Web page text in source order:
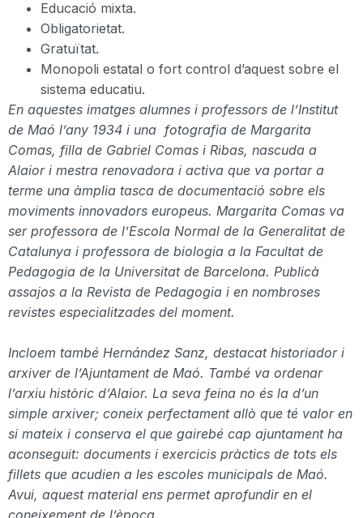
Educació mixta.
Obligatorietat.
Gratuïtat.
Monopoli estatal o fort control d’aquest sobre el
sistema educatiu.
En aquestes imatges alumnes i professors de l’Institut
de Maó l’any 1934 i una fotografia de Margarita
Comas, filla de Gabriel Comas i Ribas, nascuda a
Alaior i mestra renovadora i activa que va portar a
terme una àmplia tasca de documentació sobre els
moviments innovadors europeus. Margarita Comas va
ser professora de l’Escola Normal de la Generalitat de
Catalunya i professora de biologia a la Facultat de
Pedagogia de la Universitat de Barcelona. Publicà
assajos a la Revista de Pedagogia i en nombroses
revistes especialitzades del moment.
Incloem també Hernández Sanz, destacat historiador i
arxiver de l’Ajuntament de Maó. També va ordenar
l’arxiu històric d’Alaior. La seva feina no és la d’un
simple arxiver; coneix perfectament allò que té valor en
si mateix i conserva el que gairebé cap ajuntament ha
aconseguit: documents i exercicis pràctics de tots els
fillets que acudien a les escoles municipals de Maó.
Avui, aquest material ens permet aprofundir en el